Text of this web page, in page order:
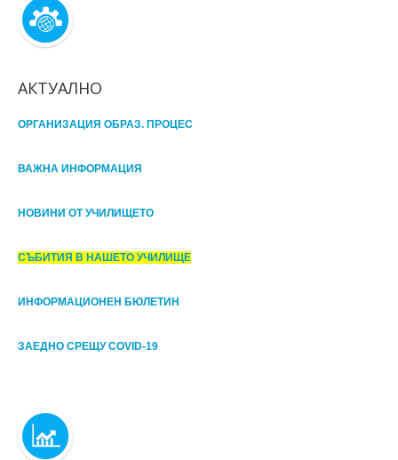
АКТУАЛНО
ОРГАНИЗАЦИЯ ОБРАЗ. ПРОЦЕС
ВАЖНА ИНФОРМАЦИЯ
НОВИНИ ОТ УЧИЛИЩЕТО
СЪБИТИЯ В НАШЕТО УЧИЛИЩЕ
ИНФОРМАЦИОНЕН БЮЛЕТИН
ЗАЕДНО СРЕЩУ COVID-19